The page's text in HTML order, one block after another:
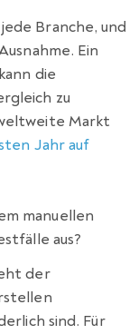
Branche, und
Ein
die
zu
Markt
Jahr auf
manuellen
aus?
der
sind. Für